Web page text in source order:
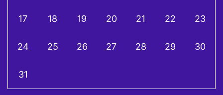
17 18 19 20 21 22 23
24 25 26 27 28 29 30
31